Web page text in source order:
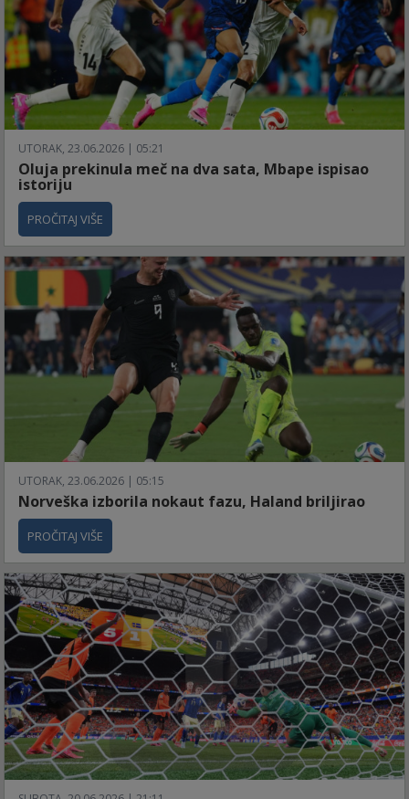
UTORAK, 23.06.2026 | 05:21
Oluja prekinula meč na dva sata, Mbape ispisao
istoriju
PROČITAJ VIŠE
UTORAK, 23.06.2026 | 05:15
Norveška izborila nokaut fazu, Haland briljirao
PROČITAJ VIŠE